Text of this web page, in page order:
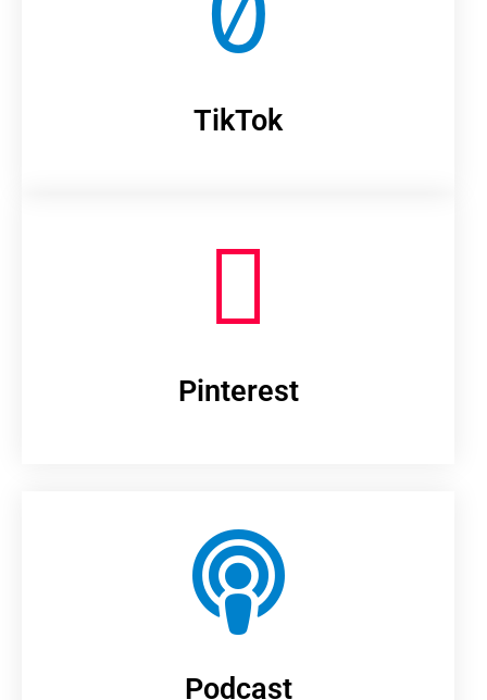
TikTok
Pinterest
Podcast